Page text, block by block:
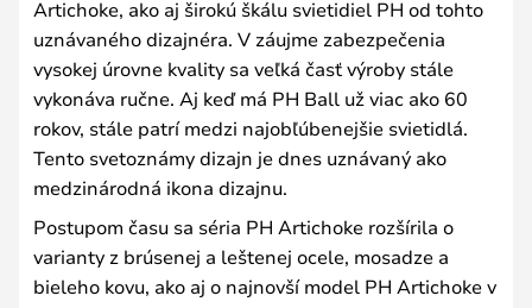
Artichoke, ako aj širokú škálu svietidiel PH od tohto
uznávaného dizajnéra. V záujme zabezpečenia
vysokej úrovne kvality sa veľká časť výroby stále
vykonáva ručne. Aj keď má PH Ball už viac ako 60
rokov, stále patrí medzi najobľúbenejšie svietidlá.
Tento svetoznámy dizajn je dnes uznávaný ako
medzinárodná ikona dizajnu.
Postupom času sa séria PH Artichoke rozšírila o
varianty z brúsenej a leštenej ocele, mosadze a
bieleho kovu, ako aj o najnovší model PH Artichoke v